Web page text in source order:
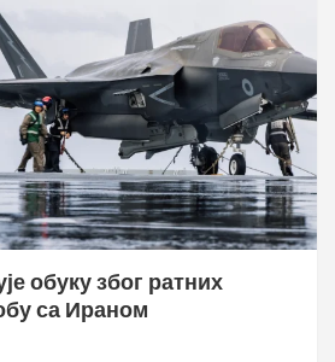
обуку због ратних
са Ираном